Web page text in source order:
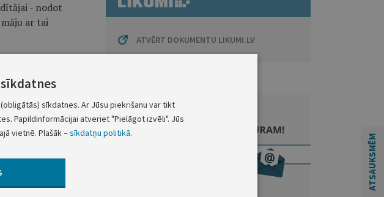
ATVĒRT DOKUMENTU LIKUMI.LV
- nodot
ar tai
ATSAUKSMĒM
sīkdatnes. Ar Jūsu piekrišanu var tikt
Papildinformācijai atveriet "Pielāgot izvēli". Jūs
vietnē. Plašāk –sīkdatņu politikā.